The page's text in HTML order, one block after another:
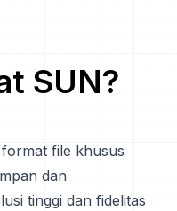
SUN?
file khusus
dan
tinggi dan fidelitas